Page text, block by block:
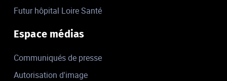
Futur hôpital Loire Santé
Espace médias
Communiqués de presse
Autorisation d'image